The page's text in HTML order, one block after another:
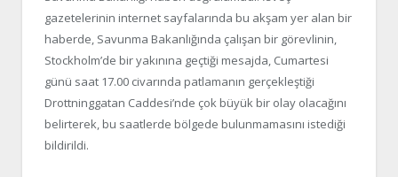
gazetelerinin internet sayfalarında bu akşam yer alan bir
haberde, Savunma Bakanlığında çalışan bir görevlinin,
Stockholm’de bir yakınına geçtiği mesajda, Cumartesi
günü saat 17.00 civarında patlamanın gerçekleştiği
Drottninggatan Caddesi’nde çok büyük bir olay olacağını
belirterek, bu saatlerde bölgede bulunmamasını istediği
bildirildi.